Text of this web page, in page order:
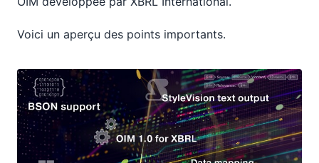
Voici un aperçu des points importants.